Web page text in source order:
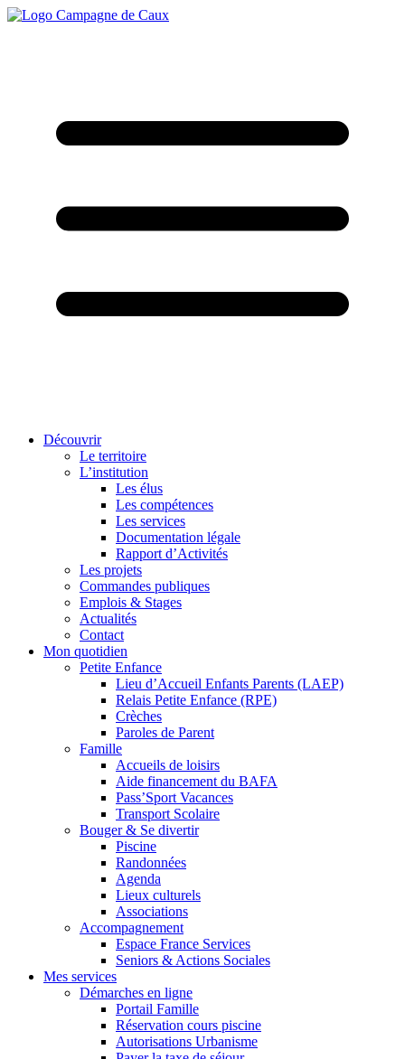
Découvrir
Le territoire
L’institution
Les élus
Les compétences
Les services
Documentation légale
Rapport d’Activités
Les projets
Commandes publiques
Emplois & Stages
Actualités
Contact
Mon quotidien
Petite Enfance
Lieu d’Accueil Enfants Parents (LAEP)
Relais Petite Enfance (RPE)
Crèches
Paroles de Parent
Famille
Accueils de loisirs
Aide financement du BAFA
Pass’Sport Vacances
Transport Scolaire
Bouger & Se divertir
Piscine
Randonnées
Agenda
Lieux culturels
Associations
Accompagnement
Espace France Services
Seniors & Actions Sociales
Mes services
Démarches en ligne
Portail Famille
Réservation cours piscine
Autorisations Urbanisme